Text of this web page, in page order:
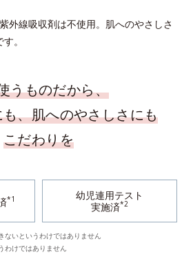
外線吸収剤は不使用。肌へのやさしさ
。
うものだから、
、肌へのやさしさにも
こだわりを
*1
幼児連用テスト
実施済*2
いというわけではありません
わけではありません